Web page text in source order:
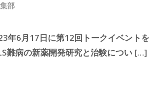
部
年6月17日に第12回トークイベント
難病の新薬開発研究と治験につい […]